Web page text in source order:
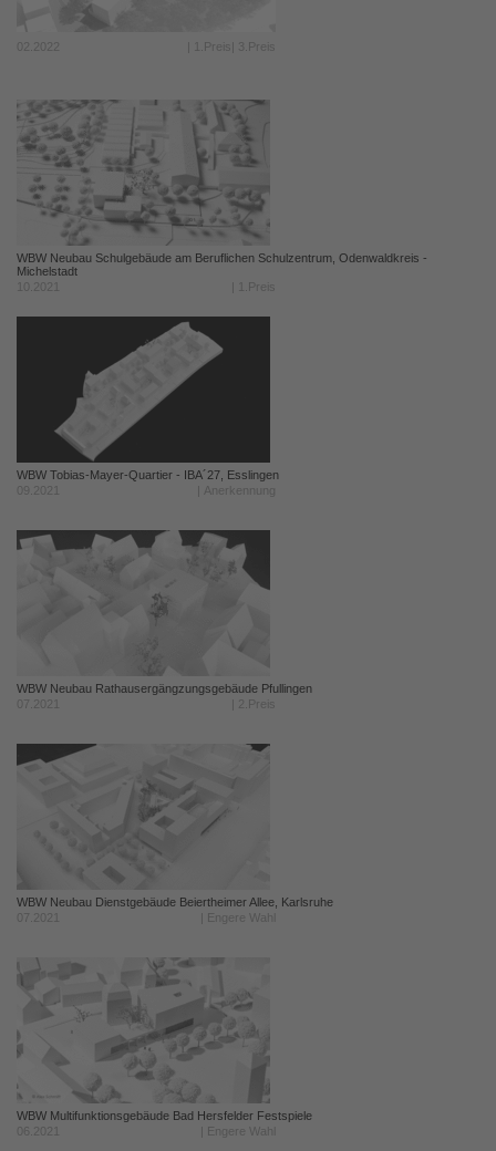
| 1.Preis| 3.Preis
WBW Neubau Schulgebäude am Beruflichen Schulzentrum, Odenwaldkreis -
Michelstadt
| 1.Preis
WBW Tobias-Mayer-Quartier - IBA´27, Esslingen
09.2021
| Anerkennung
WBW Neubau Rathausergängzungsgebäude Pfullingen
07.2021
| 2.Preis
WBW Neubau Dienstgebäude Beiertheimer Allee, Karlsruhe
07.2021
| Engere Wahl
WBW Multifunktionsgebäude Bad Hersfelder Festspiele
| Engere Wahl